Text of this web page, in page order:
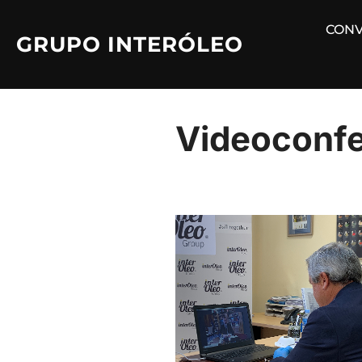
contenido
GRUPO INTERÓLEO